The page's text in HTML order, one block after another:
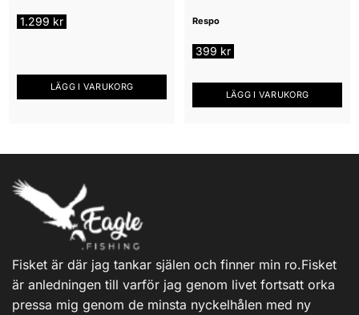
1.299 kr
LÄGG I VARUKORG
Respo
399 kr
LÄGG I VARUKORG
Fisket är där jag tankar själen och finner min ro.Fisket
är anledningen till varför jag genom livet fortsatt orka
pressa mig genom de minsta nyckelhålen med ny